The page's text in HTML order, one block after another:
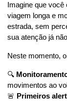
Imagine que
viagem longa e
estrada, sem
sua atenção já
Neste momento, o
🔍
movimentos ao
🚨 Primeiros